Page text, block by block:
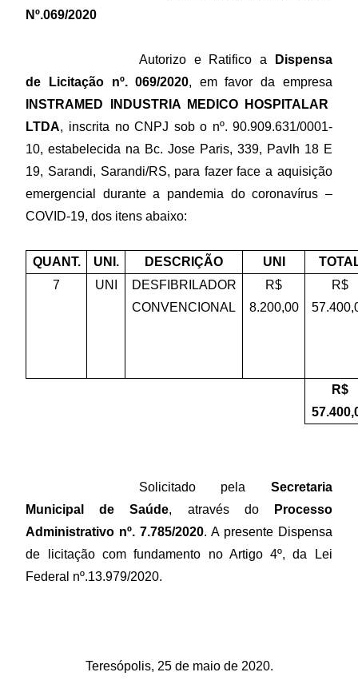
Nº.069/2020
Autorizo e Ratifico a
Dispensa
de Licitação nº. 069/2020, emfavorda empresa
INSTRAMED INDUSTRIA MEDICO HOSPITALAR
LTDA, inscrita no CNPJ sob o nº. 90.909.631/0001-
10, estabelecida na Bc. Jose Paris, 339, Pavlh 18 E
19, Sarandi, Sarandi/RS, para fazer face a aquisição
emergencial durante a pandemia do coronavírus –
COVID-19, dos itens abaixo:
QUANT. UNI. DESCRIÇÃO UNI
7
UNI
DESFIBRILADOR
CONVENCIONAL
R$
8.200,00
R$
R$
Solicitado pela Secretaria
Municipal de Saúde, através do
Processo
Administrativo nº. 7.785/2020. A presente Dispensa
de licitação com fundamento no Artigo 4º, da Lei
Federal nº.13.979/2020.
Teresópolis, 25 de maio de 2020.